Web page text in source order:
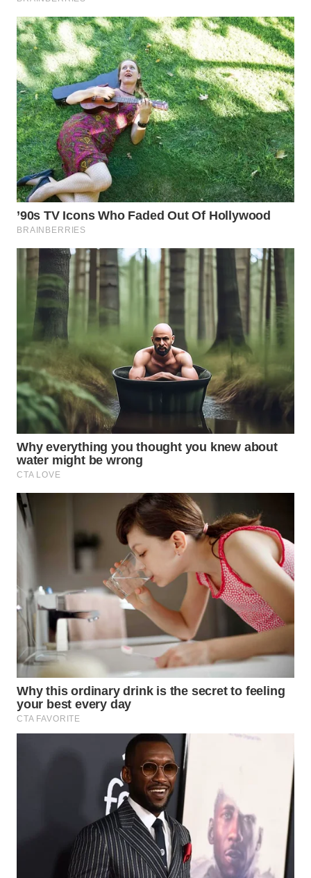
TIMUR
WN
SEMARANG
WN
SOLO
WN
BOROBUDUR
WN
MADURA
WN
SURABAYA
NATUNA
WN
BINTAN
WN
MANDALIKA
WN
LABUANBAJO
BORNEO
Wahana
Media
Group
WAHANA
NEWS
WAHANA
WAHANA
INFRASTRUKTUR